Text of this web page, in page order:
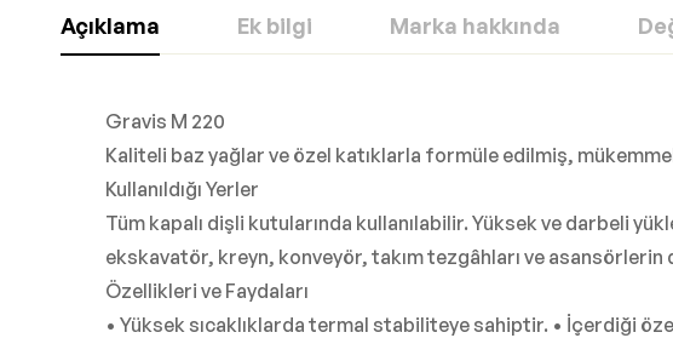
Açıklama Ek bilgi Marka hakkında
Gravis M 220
Kaliteli baz yağlar ve özel katıklarla formüle edilmiş,
Kullanıldığı Yerler
Tüm kapalı dişli kutularında kullanılabilir. Yüksek ve darbeli
ekskavatör, kreyn, konveyör, takım tezgâhları ve
Özellikleri ve Faydaları
• Yüksek sıcaklıklarda termal stabiliteye sahiptir. • İçerdiği